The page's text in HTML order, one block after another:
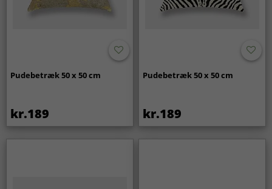
Pudebetræk 50 x 50 cm
kr.189
Pudebetræk 50 x 50 cm
kr.189